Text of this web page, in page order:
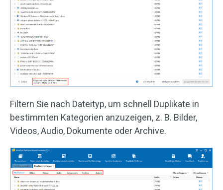
Filtern Sie nach Dateityp, um schnell Duplikate in
bestimmten Kategorien anzuzeigen, z. B. Bilder,
Videos, Audio, Dokumente oder Archive.